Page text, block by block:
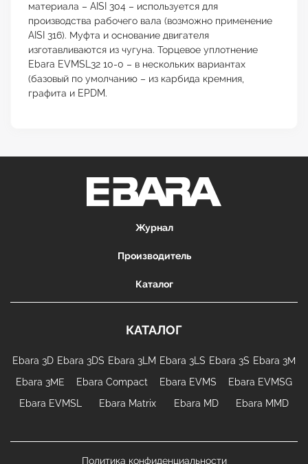
материала – AISI 304 – используется для
производства рабочего вала (возможно применение
AISI 316). Муфта и основание двигателя
изготавливаются из чугуна. Торцевое уплотнение
Ebara EVMSL32 10-0 – в нескольких вариантах
(базовый по умолчанию – из карбида кремния,
графита и EPDM.
Журнал
Производитель
Каталог
КАТАЛОГ
Ebara 3D Ebara 3DS Ebara 3LM Ebara 3LS Ebara 3S Ebara 3М
Ebara 3МЕ
Ebara Compact Ebara EVMS
Ebara EVMSG
Ebara EVMSL
Ebara Matrix Ebara MD Ebara MMD
Политика конфиденциальности